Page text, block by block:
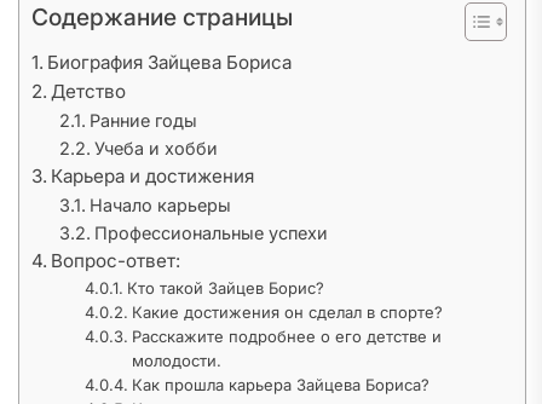
Содержание страницы
Биография Зайцева Бориса
Детство
Ранние годы
Учеба и хобби
Карьера и достижения
Начало карьеры
Профессиональные успехи
Вопрос-ответ:
Кто такой Зайцев Борис?
Какие достижения он сделал в спорте?
Расскажите подробнее о его детстве и
молодости.
Как прошла карьера Зайцева Бориса?